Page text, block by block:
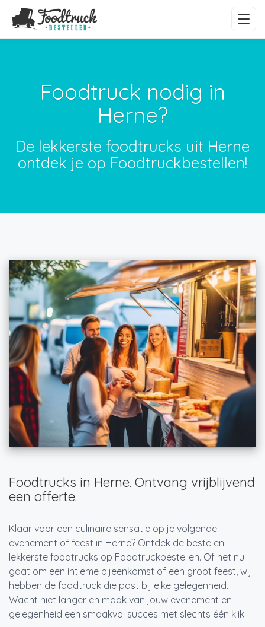
Foodtruck nodig in
Herne?
De lekkerste foodtrucks uit Herne
ontdek je op Foodtruckbestellen!
Foodtrucks in Herne. Ontvang vrijblijvend
een offerte.
Klaar voor een culinaire sensatie op je volgende
evenement of feest in Herne? Ontdek de beste en
lekkerste foodtrucks op Foodtruckbestellen. Of het nu
gaat om een intieme bijeenkomst of een groot feest, wij
hebben de foodtruck die past bij elke gelegenheid.
Wacht niet langer en maak van jouw evenement en
gelegenheid een smaakvol succes met slechts één klik!